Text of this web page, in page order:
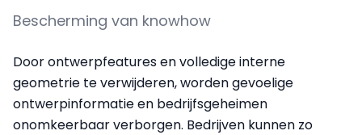
Bescherming van knowhow
Door ontwerpfeatures en volledige interne
geometrie te verwijderen, worden gevoelige
ontwerpinformatie en bedrijfsgeheimen
onomkeerbaar verborgen. Bedrijven kunnen zo